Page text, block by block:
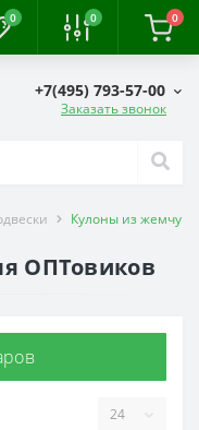
0 0 0
+7(495) 793-57-00
Заказать звонок
Кулоны из жемчуга
ОПТовиков